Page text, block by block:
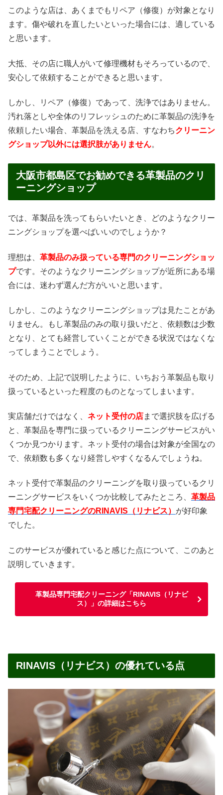
このような店は、あくまでもリペア（修復）が対象となり
ます。傷や破れを直したいといった場合には、適している
と思います。
大抵、その店に職人がいて修理機材もそろっているので、
安心して依頼することができると思います。
しかし、リペア（修復）であって、洗浄ではありません。
汚れ落としや全体のリフレッシュのために革製品の洗浄を
依頼したい場合、革製品を洗える店、すなわちクリーニン
グショップ以外には選択肢がありません。
大阪市都島区でお勧めできる革製品のクリ
ーニングショップ
では、革製品を洗ってもらいたいとき、どのようなクリー
ニングショップを選べばいいのでしょうか？
理想は、 革製品のみ扱っている専門のクリーニングショッ
プです。そのようなクリーニングショップが近所にある場
合には、迷わず選んだ方がいいと思います。
しかし、このようなクリーニングショップは見たことがあ
りません。もし革製品のみの取り扱いだと、依頼数は少数
となり、とても経営していくことができる状況ではなくな
ってしまうことでしょう。
そのため、上記で説明したように、いちおう革製品も取り
扱っているといった程度のものとなってしまいます。
実店舗だけではなく、 ネット受付の店まで選択肢を広げる
と、革製品を専門に扱っているクリーニングサービスがい
くつか見つかります。ネット受付の場合は対象が全国なの
で、依頼数も多くなり経営しやすくなるんでしょうね。
ネット受付で革製品のクリーニングを取り扱っているクリ
ーニングサービスをいくつか比較してみたところ、 革製品
専門宅配クリーニングのRINAVIS（リナビス） が好印象
でした。
このサービスが優れていると感じた点について、このあと
説明していきます。
革製品専門宅配クリーニング「RINAVIS（リナビ
ス）」の詳細はこちら
RINAVIS（リナビス）の優れている点